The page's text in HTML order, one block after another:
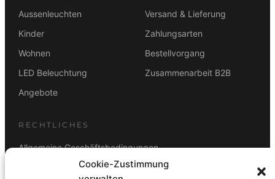
Cookie-Zustimmung
Aussenleuchten
Kinder
Wohnen
LED Beleuchtung
Angebote
Versand & Lieferung
Zahlungsarten
Bestellvorgang
Zusammenarbeit B2B
RECHTLICHES
Allgemeine Geschäftsbedingungen